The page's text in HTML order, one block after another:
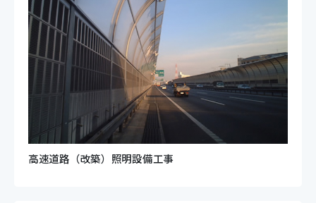
高速道路（改築）照明設備工事